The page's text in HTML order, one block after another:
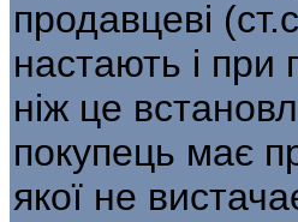
продавцеві
настають і при
ніж це
покупець має
якої не